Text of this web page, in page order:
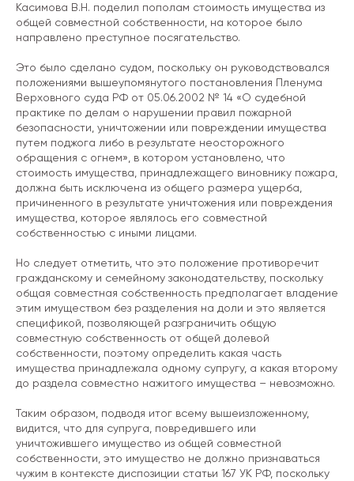
Касимова В.Н. поделил пополам стоимость имущества из
общей совместной собственности, на которое было
направлено преступное посягательство.
Это было сделано судом, поскольку он руководствовался
положениями вышеупомянутого постановления Пленума
Верховного суда РФ от 05.06.2002 № 14 «О судебной
практике по делам о нарушении правил пожарной
безопасности, уничтожении или повреждении имущества
путем поджога либо в результате неосторожного
обращения с огнем», в котором установлено, что
стоимость имущества, принадлежащего виновнику пожара,
должна быть исключена из общего размера ущерба,
причиненного в результате уничтожения или повреждения
имущества, которое являлось его совместной
собственностью с иными лицами.
Но следует отметить, что это положение противоречит
гражданскому и семейному законодательству, поскольку
общая совместная собственность предполагает владение
этим имуществом без разделения на доли и это является
спецификой, позволяющей разграничить общую
совместную собственность от общей долевой
собственности, поэтому определить какая часть
имущества принадлежала одному супругу, а какая второму
до раздела совместно нажитого имущества – невозможно.
Таким образом, подводя итог всему вышеизложенному,
видится, что для супруга, повредившего или
уничтожившего имущество из общей совместной
собственности, это имущество не должно признаваться
чужим в контексте диспозиции статьи 167 УК РФ, поскольку